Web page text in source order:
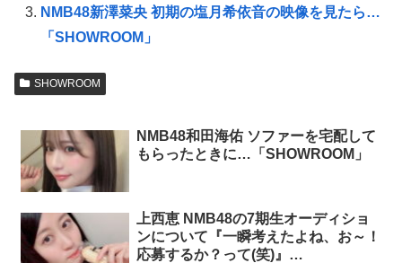
NMB48新澤菜央 初期の塩月希依音の映像を見たら…
「SHOWROOM」
SHOWROOM
NMB48和田海佑 ソファーを宅配して
もらったときに…「SHOWROOM」
上西恵 NMB48の7期生オーディショ
ンについて『一瞬考えたよね、お～！
応募するか？って(笑)』